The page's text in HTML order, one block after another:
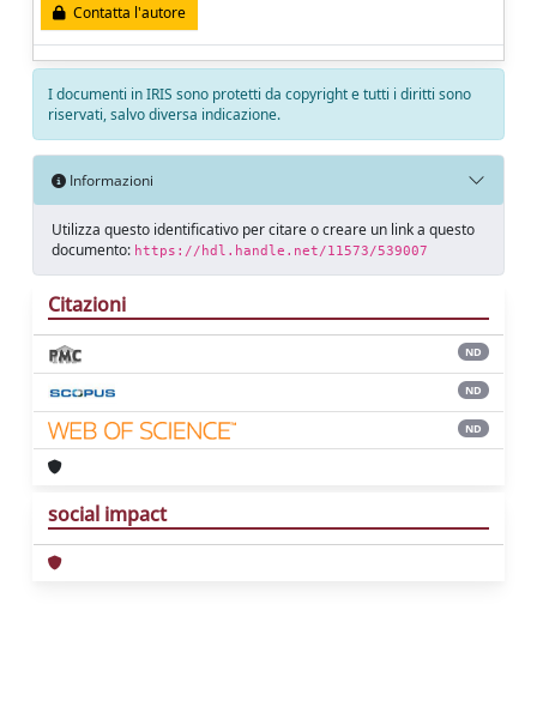
Contatta l'autore
I documenti in IRIS sono protetti da copyright e tutti i diritti sono
riservati, salvo diversa indicazione.
Informazioni
Utilizza questo identificativo per citare o creare un link a questo
documento: https://hdl.handle.net/11573/539007
Citazioni
ND
ND
ND
social impact